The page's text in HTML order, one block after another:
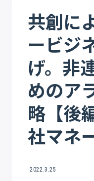
共創に
ービジ
げ。非
めのア
略【後
社マネ
2022.3.25